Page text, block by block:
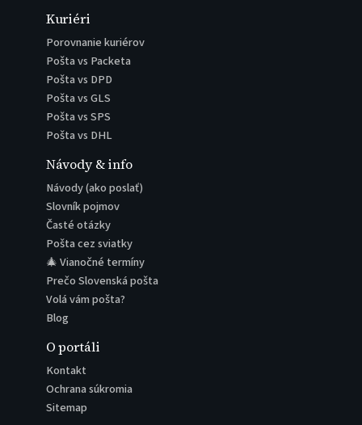
Kuriéri
Porovnanie kuriérov
Pošta vs Packeta
Pošta vs DPD
Pošta vs GLS
Pošta vs SPS
Pošta vs DHL
Návody & info
Návody (ako poslať)
Slovník pojmov
Časté otázky
Pošta cez sviatky
🎄 Vianočné termíny
Prečo Slovenská pošta
Volá vám pošta?
Blog
O portáli
Kontakt
Ochrana súkromia
Sitemap